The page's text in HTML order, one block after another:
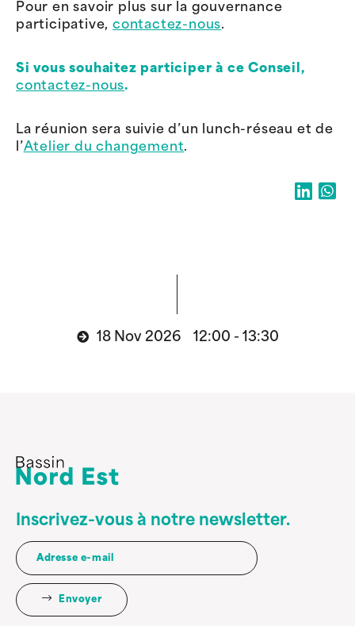
Pour en savoir plus sur la gouvernance
participative,contactez-nous.
Si vous souhaitez participer à ce Conseil,
contactez-nous.
La réunion sera suivie d’un lunch-réseau et de
l’Atelier du changement.
18 Nov 2026 12:00 - 13:30
Inscrivez-vous à notre newsletter.
Envoyer